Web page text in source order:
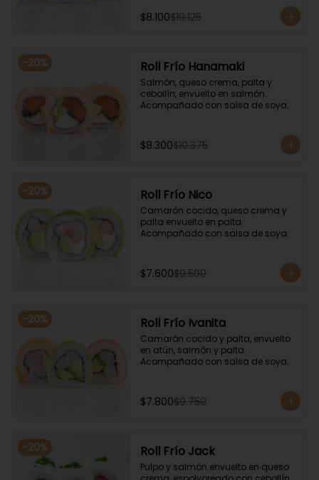
$8.100$10.125
-20% Roll Frío Hanamaki
Salmón, queso crema, palta y
cebollín, envuelto en salmón.
Acompañado con salsa de soya.
$8.300$10.375
-20% Roll Frío Nico
Camarón cocido, queso crema y
palta envuelto en palta.
Acompañado con salsa de soya.
$7.600$9.500
-20% Roll Frío Ivanita
Camarón cocido y palta, envuelto
en atún, salmón y palta.
Acompañado con salsa de soya.
$7.800$9.750
-20% Roll Frío Jack
Pulpo y salmón envuelto en queso